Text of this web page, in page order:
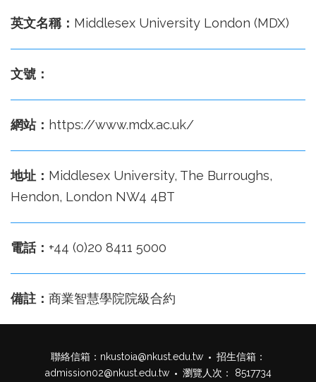
英文名稱： Middlesex University London (MDX)
文號：
網站： https://www.mdx.ac.uk/
地址： Middlesex University, The Burroughs,
Hendon, London NW4 4BT
電話： +44 (0)20 8411 5000
備註： 商業智慧學院院級合約
聯絡信箱： nkustoia@nkust.edu.tw
招生信箱：
admission02@nkust.edu.tw
瀏覽人次： 8517734